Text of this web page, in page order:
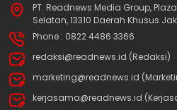
PT. Readnews Media Group,
Selatan, 13310 Daerah Khusus
Phone : 0822 4486 3366
redaksi@readnews.id (Redaksi)
marketing@readnews.id
kerjasama@readnews.id